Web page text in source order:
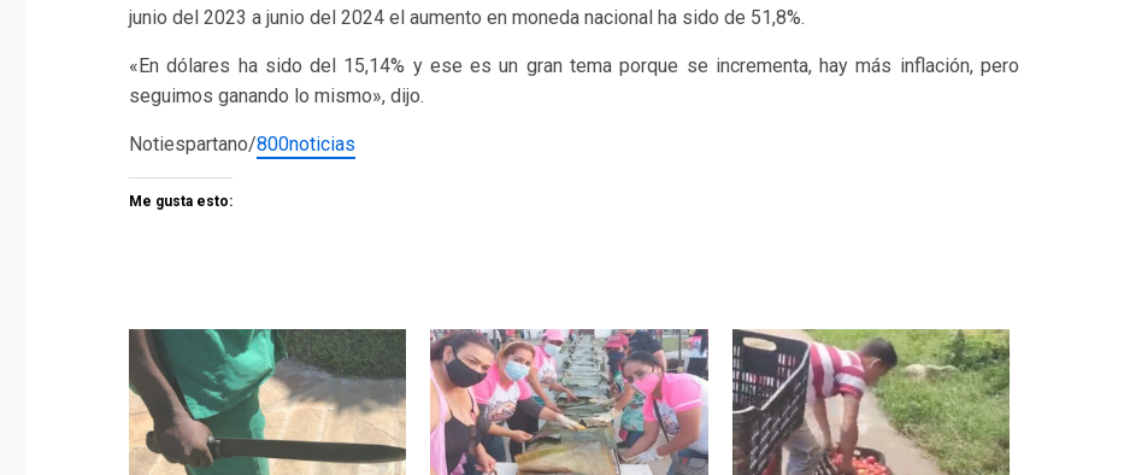
junio del 2023 a junio del 2024 el aumento en moneda nacional ha sido de 51,8%.
«En dólares ha sido del 15,14% y ese es un gran tema porque se incrementa, hay más inflación, pero
seguimos ganando lo mismo», dijo.
Notiespartano/800noticias
Me gusta esto: